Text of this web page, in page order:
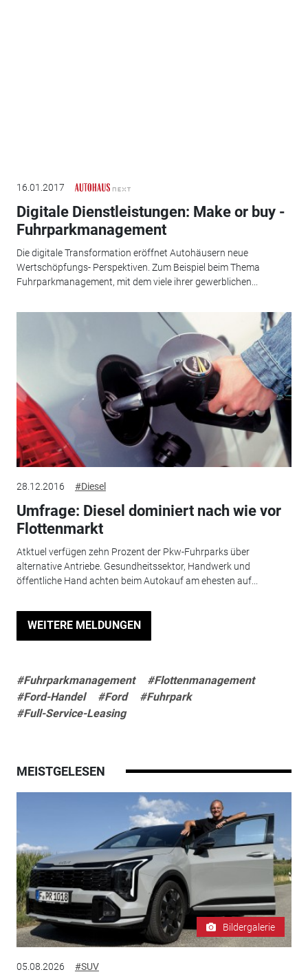
16.01.2017
Digitale Dienstleistungen: Make or buy -
Fuhrparkmanagement
Die digitale Transformation eröffnet Autohäusern neue
Wertschöpfungs- Perspektiven. Zum Beispiel beim Thema
Fuhrparkmanagement, mit dem viele ihrer gewerblichen...
28.12.2016 #Diesel
Umfrage: Diesel dominiert nach wie vor
Flottenmarkt
Atktuel verfügen zehn Prozent der Pkw-Fuhrparks über
alternative Antriebe. Gesundheitssektor, Handwerk und
öffentliche Hand achten beim Autokauf am ehesten auf...
WEITERE MELDUNGEN
#Fuhrparkmanagement
#Flottenmanagement
#Ford-Handel
#Ford
#Fuhrpark
#Full-Service-Leasing
MEISTGELESEN
Bildergalerie
05.08.2026 #SUV